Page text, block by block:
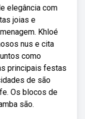
elegância com
joias e
Khloé
nus e cita
como
principais festas
de são
Os blocos de
são.